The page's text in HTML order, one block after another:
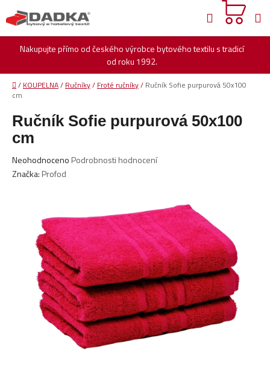
na
obsah
Nakupujte přímo od českého výrobce bytového textilu s tradicí
od roku 1992.
Hledat
Domů
/ KOUPELNA/ Ručníky/ Froté ručníky/ Ručník Sofie purpurová 50x100
cm
Ručník Sofie purpurová 50x100
cm
Průměrné
hodnocení
hvězdiček.
Neohodnoceno Podrobnosti hodnocení
Značka: Profod